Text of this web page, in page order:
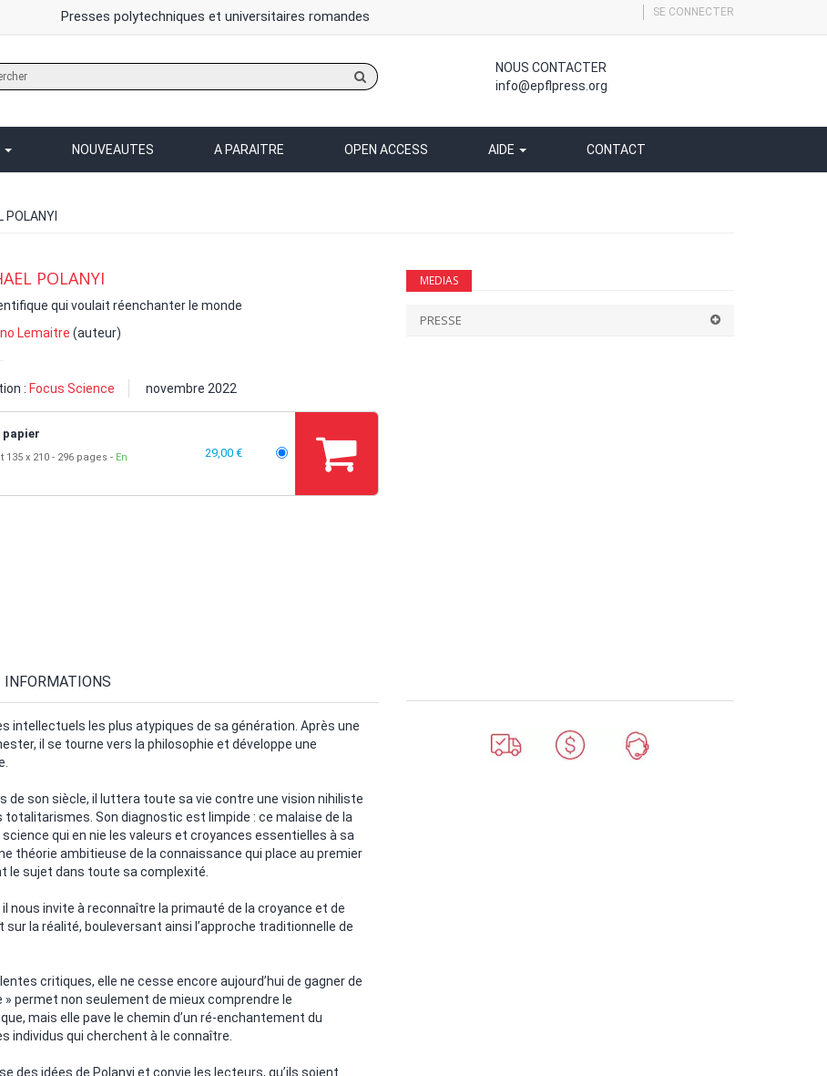
Presses polytechniques et universitaires romandes SE CONNECTER
sur
site
NOUS CONTACTER
info@epflpress.org
NOUVEAUTES A PARAITRE OPEN ACCESS AIDE CONTACT
POLANYI
POLANYI
qui voulait réenchanter le monde
Lemaitre (auteur)
: Focus Science novembre 2022
papier
135 x 210 296 pages
En
29,00 €
MEDIAS
PRESSE
INFORMATIONS
intellectuels les plus atypiques de sa génération. Après une
il se tourne vers la philosophie et développe une
son siècle, il luttera toute sa vie contre une vision nihiliste
Son diagnostic est limpide : ce malaise de la
qui en nie les valeurs et croyances essentielles à sa
théorie ambitieuse de la connaissance qui place au premier
sujet dans toute sa complexité.
nous invite à reconnaître la primauté de la croyance et de
la réalité, bouleversant ainsi l’approche traditionnelle de
critiques, elle ne cesse encore aujourd’hui de gagner de
» permet non seulement de mieux comprendre le
mais elle pave le chemin d’un ré-enchantement du
individus qui cherchent à le connaître.
des idées de Polanyi et convie les lecteurs, qu’ils soient